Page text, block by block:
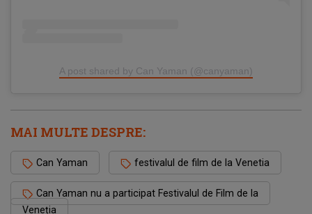
A post shared by Can Yaman (@canyaman)
MAI MULTE DESPRE:
Can Yaman festivalul de film de la Venetia
Can Yaman nu a participat Festivalul de Film de la
Veneția